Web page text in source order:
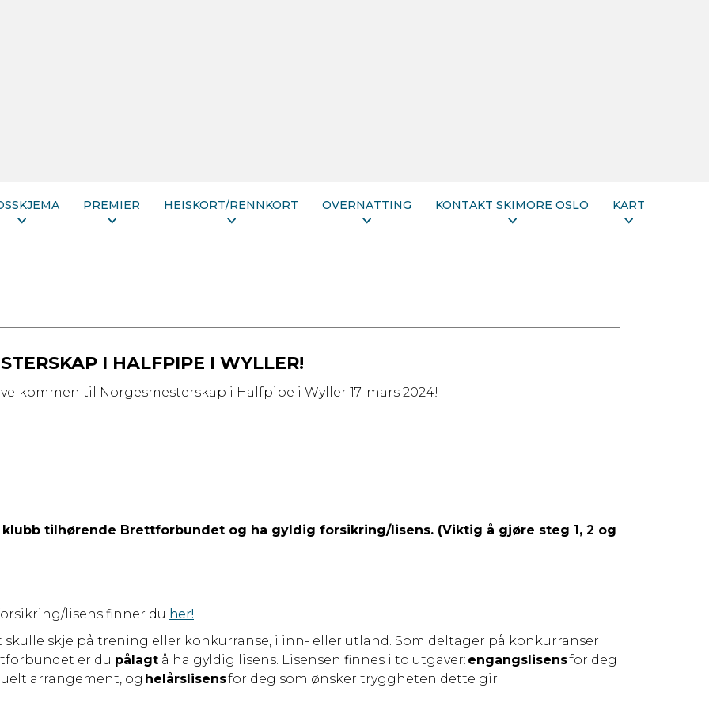
PREMIER HEISKORT/RENNKORT OVERNATTING KONTAKT SKIMORE OSLO KART
I HALFPIPE I WYLLER!
til Norgesmesterskap i Halfpipe i Wyller 17. mars 2024!
tilhørende Brettforbundet og ha gyldig forsikring/lisens. (Viktig å gjøre steg 1, 2 og
lisens finner du her!
skje på trening eller konkurranse, i inn- eller utland. Som deltager på konkurranser
er du pålagt å ha gyldig lisens. Lisensen finnes i to utgaver: engangslisensfor deg
arrangement, og helårslisensfor deg som ønsker tryggheten dette gir.